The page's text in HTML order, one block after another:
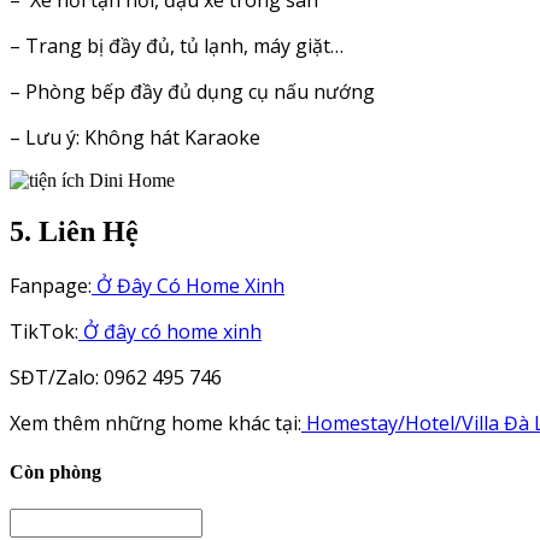
– Trang bị đầy đủ, tủ lạnh, máy giặt…
– Phòng bếp đầy đủ dụng cụ nấu nướng
– Lưu ý: Không hát Karaoke
5. Liên Hệ
Fanpage: Ở Đây Có Home Xinh
TikTok: Ở đây có home xinh
SĐT/Zalo: 0962 495 746
Xem thêm những home khác tại: Homestay/Hotel/Villa Đà
Còn phòng